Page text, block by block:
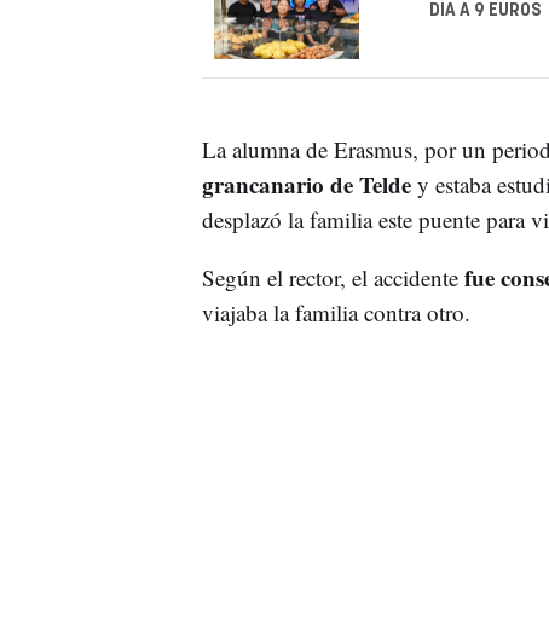
DÍA A 9 EUROS
La alumna de Erasmus, por un
grancanario de Teldey estaba
desplazó la familia este puente para
Según el rector, el accidente fue
viajaba la familia contra otro.